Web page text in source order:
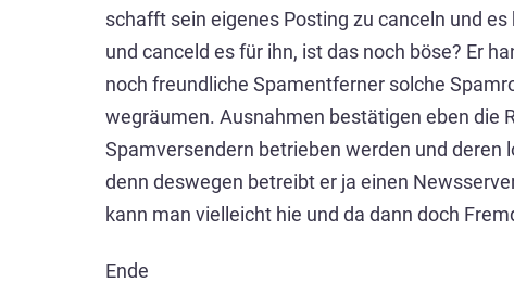
schafft sein eigenes Posting zu canceln und
und canceld es für ihn, ist das noch böse? Er
noch freundliche Spamentferner solche
wegräumen. Ausnahmen bestätigen eben die
Spamversendern betrieben werden und deren
denn deswegen betreibt er ja einen
kann man vielleicht hie und da dann doch
Ende